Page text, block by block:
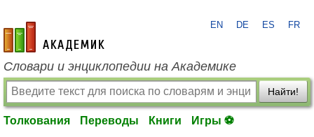
academic.ru
EN DE ES FR
Словари и энциклопедии на Академике
Найти!
Толкования Переводы Книги Игры ⚽